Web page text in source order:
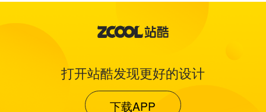
打开站酷发现更好的设计
下载APP